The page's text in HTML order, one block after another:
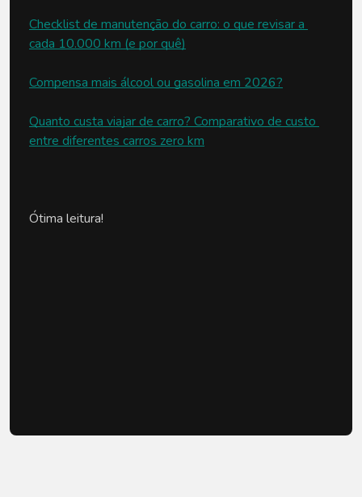
Checklist de manutenção do carro: o que revisar a
cada 10.000 km (e por quê)
Compensa mais álcool ou gasolina em 2026?
Quanto custa viajar de carro? Comparativo de custo
entre diferentes carros zero km
Ótima leitura!